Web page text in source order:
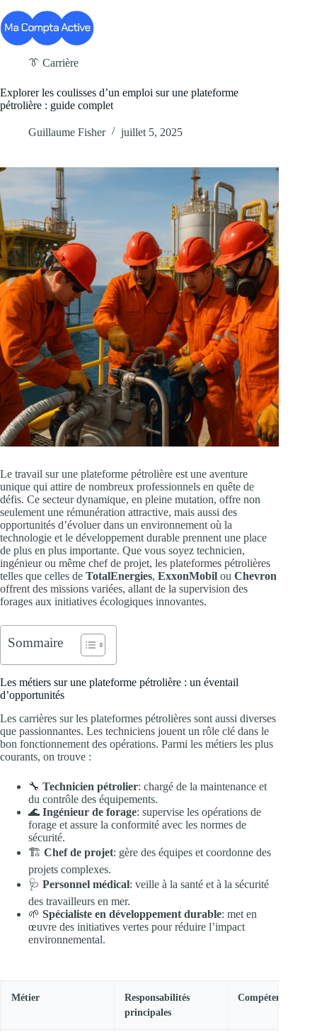
au
contenu
👔 Carrière
Explorer les coulisses d’un emploi sur une plateforme
pétrolière : guide complet
Guillaume Fisher juillet 5, 2025
Le travail sur une plateforme pétrolière est une aventure
unique qui attire de nombreux professionnels en quête de
défis. Ce secteur dynamique, en pleine mutation, offre non
seulement une rémunération attractive, mais aussi des
opportunités d’évoluer dans un environnement où la
technologie et le développement durable prennent une place
de plus en plus importante. Que vous soyez technicien,
ingénieur ou même chef de projet, les plateformes pétrolières
telles que celles de TotalEnergies, ExxonMobil ou Chevron
offrent des missions variées, allant de la supervision des
forages aux initiatives écologiques innovantes.
Sommaire
Les métiers sur une plateforme pétrolière : un éventail
d’opportunités
Les carrières sur les plateformes pétrolières sont aussi diverses
que passionnantes. Les techniciens jouent un rôle clé dans le
bon fonctionnement des opérations. Parmi les métiers les plus
courants, on trouve :
🔧 Technicien pétrolier: chargé de la maintenance et
du contrôle des équipements.
🌊 Ingénieur de forage: supervise les opérations de
forage et assure la conformité avec les normes de
sécurité.
🏗️ Chef de projet: gère des équipes et coordonne des
projets complexes.
🩺 Personnel médical: veille à la santé et à la sécurité
des travailleurs en mer.
🌱 Spécialiste en développement durable: met en
œuvre des initiatives vertes pour réduire l’impact
environnemental.
Métier
Responsabilités
principales
Compétences